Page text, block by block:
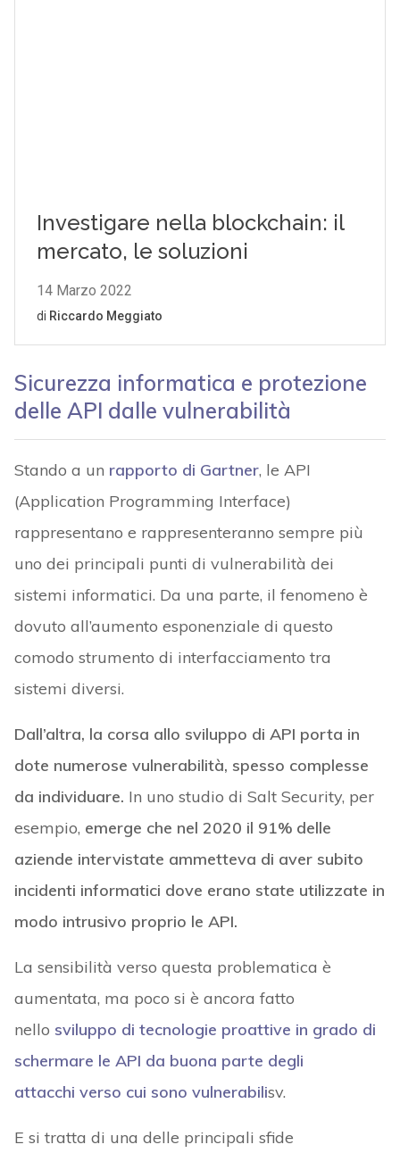
Sicurezza informatica e protezione
delle API dalle vulnerabilità
Stando a un rapporto di Gartner, le API
(Application Programming Interface)
rappresentano e rappresenteranno sempre più
uno dei principali punti di vulnerabilità dei
sistemi informatici. Da una parte, il fenomeno è
dovuto all’aumento esponenziale di questo
comodo strumento di interfacciamento tra
sistemi diversi.
Dall’altra, la corsa allo sviluppo di API porta in
dote numerose vulnerabilità, spesso complesse
da individuare. In uno studio di Salt Security, per
esempio, emerge che nel 2020 il 91% delle
aziende intervistate ammetteva di aver subito
incidenti informatici dove erano state utilizzate in
modo intrusivo proprio le API.
La sensibilità verso questa problematica è
aumentata, ma poco si è ancora fatto
nello sviluppo di tecnologie proattive in grado di
schermare le API da buona parte degli
attacchi verso cui sono vulnerabilisv.
E si tratta di una delle principali sfide